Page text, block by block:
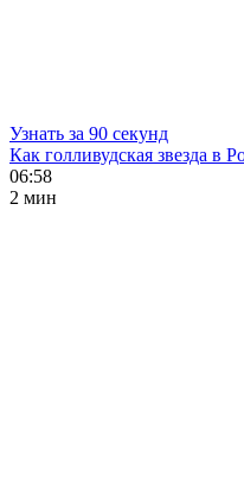
Узнать за 90 секунд
Как голливудская звезда в
06:58
2 мин